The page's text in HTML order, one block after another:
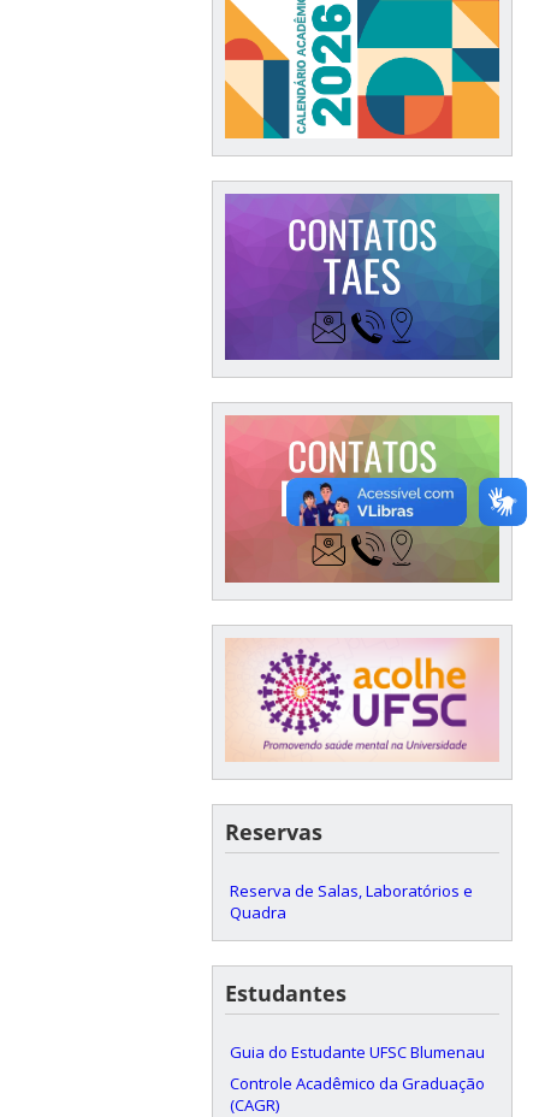
Reservas
Reserva de Salas, Laboratórios e
Quadra
Estudantes
Guia do Estudante UFSC Blumenau
Controle Acadêmico da Graduação
(CAGR)